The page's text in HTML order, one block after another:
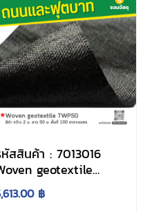
รางปูนสำเร็จรูป
ตะแกรง FRP
น้ำ ตะแกรงสแตน
สแตนเลสคอยล์
ตะแกรงไฟเบอร์
สสินค้า : 7013016
geotextile
สีดำ กว้าง 2 ม.
ว 50 ม. พื้นที่ 100
฿